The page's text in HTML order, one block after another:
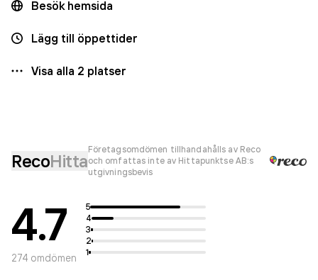
Besök hemsida
Lägg till öppettider
Visa alla 2 platser
RecoHitta
Företagsomdömen tillhandahålls av Reco
och omfattas inte av Hittapunktse AB:s
utgivningsbevis
4.7
274 omdömen
5
4
3
2
1